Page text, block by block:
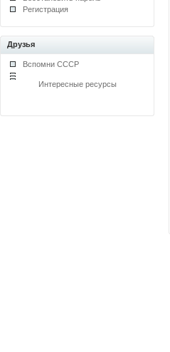
Регистрация
Друзья
Вспомни СССР
Интересные ресурсы